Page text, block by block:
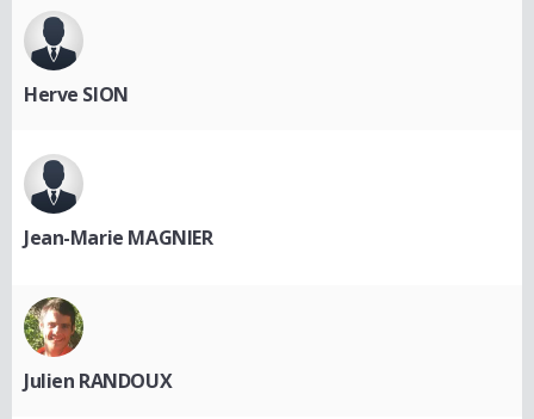
Herve SION
Jean-Marie MAGNIER
Julien RANDOUX